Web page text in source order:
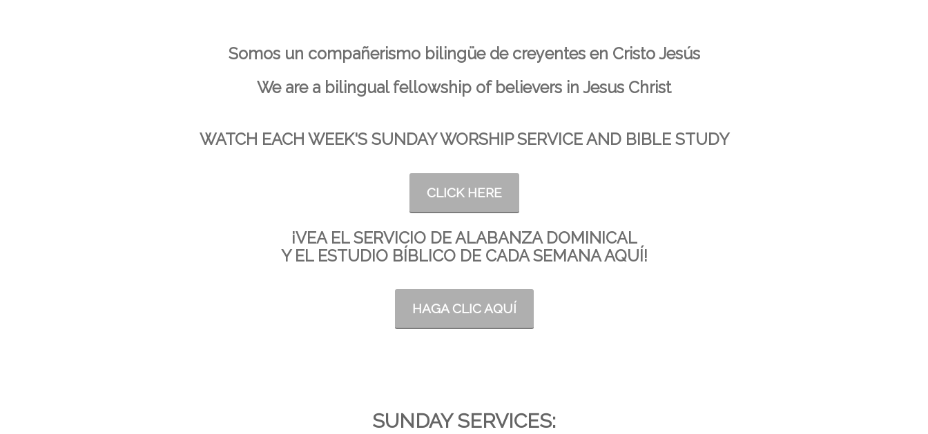
Somos un compañerismo bilingüe de creyentes en Cristo Jesús
We are a bilingual fellowship of believers in Jesus Christ
WATCH EACH WEEK'S SUNDAY WORSHIP SERVICE AND BIBLE STUDY
CLICK HERE
¡VEA EL SERVICIO DE ALABANZA DOMINICAL
Y EL ESTUDIO BÍBLICO DE CADA SEMANA AQUÍ!
HAGA CLIC AQUÍ
SUNDAY SERVICES: